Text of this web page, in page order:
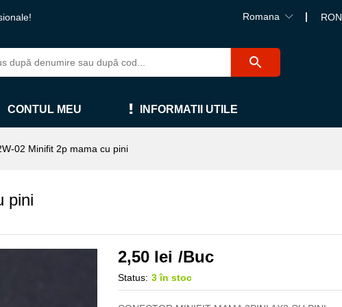
Romana RON
CONTUL MEU INFORMATII UTILE
02 Minifit 2p mama cu pini
pini
2,50 lei /Buc
Status: 3 în stoc